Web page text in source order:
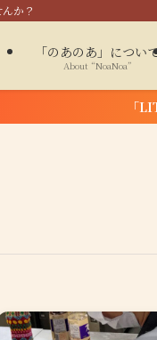
か？
「のあのあ」につい
About “NoaNoa”
「